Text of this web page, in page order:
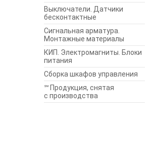
Выключатели. Датчики
бесконтактные
Сигнальная арматура.
Монтажные материалы
КИП. Электромагниты. Блоки
питания
Сборка шкафов управления
℠ Продукция, снятая
с производства